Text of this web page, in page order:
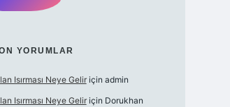
YORUMLAR
Isırması Neye Geliriçin admin
Isırması Neye Geliriçin Dorukhan